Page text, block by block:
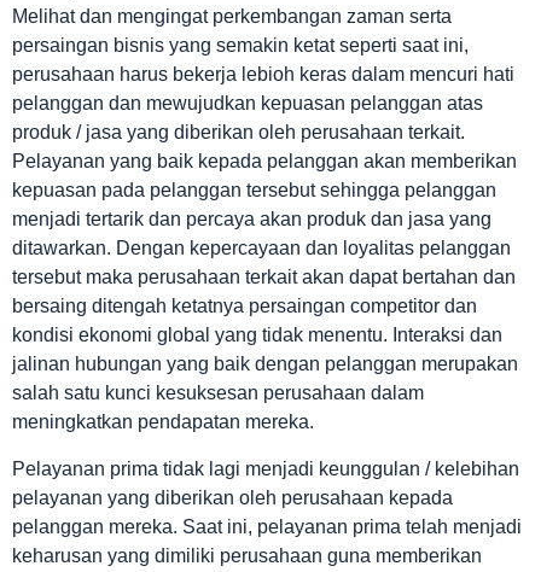
Melihat dan mengingat perkembangan zaman serta
persaingan bisnis yang semakin ketat seperti saat ini,
perusahaan harus bekerja lebioh keras dalam mencuri hati
pelanggan dan mewujudkan kepuasan pelanggan atas
produk / jasa yang diberikan oleh perusahaan terkait.
Pelayanan yang baik kepada pelanggan akan memberikan
kepuasan pada pelanggan tersebut sehingga pelanggan
menjadi tertarik dan percaya akan produk dan jasa yang
ditawarkan. Dengan kepercayaan dan loyalitas pelanggan
tersebut maka perusahaan terkait akan dapat bertahan dan
bersaing ditengah ketatnya persaingan competitor dan
kondisi ekonomi global yang tidak menentu. Interaksi dan
jalinan hubungan yang baik dengan pelanggan merupakan
salah satu kunci kesuksesan perusahaan dalam
meningkatkan pendapatan mereka.
Pelayanan prima tidak lagi menjadi keunggulan / kelebihan
pelayanan yang diberikan oleh perusahaan kepada
pelanggan mereka. Saat ini, pelayanan prima telah menjadi
keharusan yang dimiliki perusahaan guna memberikan